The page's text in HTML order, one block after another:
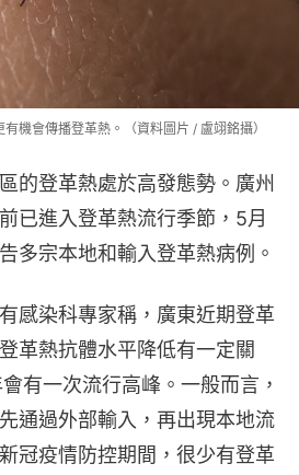
機會傳播登革熱。（資料圖片 / 盧翊銘攝）
的登革熱處於高發態勢。廣州
已進入登革熱流行季節，5月
多宗本地和輸入登革熱病例。
感染科專家稱，廣東近期登革
革熱抗體水平降低有一定關
有一次流行高峰。一般而言，
通過外部輸入，再出現本地流
冠疫情防控期間，很少有登革